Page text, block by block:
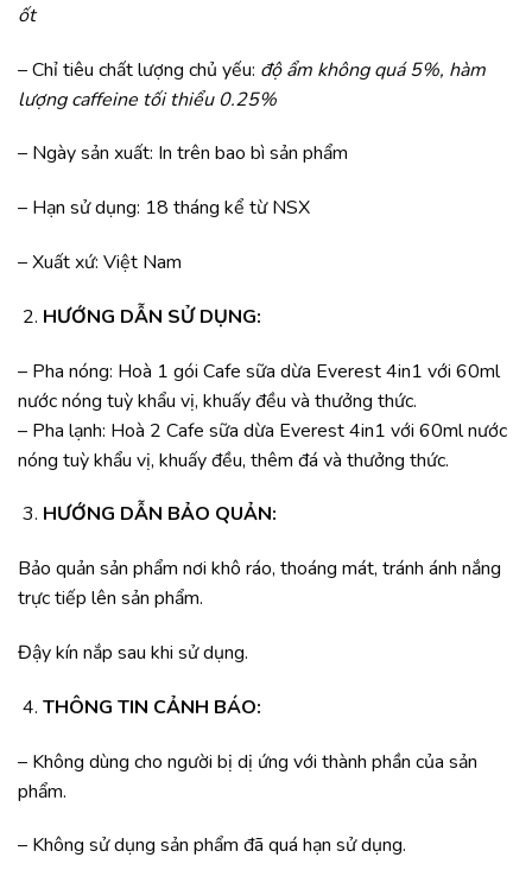
ốt
– Chỉ tiêu chất lượng chủ yếu: độ ẩm không quá 5%, hàm
lượng caffeine tối thiểu 0.25%
– Ngày sản xuất: In trên bao bì sản phẩm
– Hạn sử dụng: 18 tháng kể từ NSX
– Xuất xứ: Việt Nam
HƯỚNG DẪN SỬ DỤNG:
– Pha nóng: Hoà 1 gói Cafe sữa dừa Everest 4in1 với 60ml
nước nóng tuỳ khẩu vị, khuấy đều và thưởng thức.
– Pha lạnh: Hoà 2 Cafe sữa dừa Everest 4in1 với 60ml nước
nóng tuỳ khẩu vị, khuấy đều, thêm đá và thưởng thức.
HƯỚNG DẪN BẢO QUẢN:
Bảo quản sản phẩm nơi khô ráo, thoáng mát, tránh ánh nắng
trực tiếp lên sản phẩm.
Đậy kín nắp sau khi sử dụng.
THÔNG TIN CẢNH BÁO:
– Không dùng cho người bị dị ứng với thành phần của sản
phẩm.
– Không sử dụng sản phẩm đã quá hạn sử dụng.